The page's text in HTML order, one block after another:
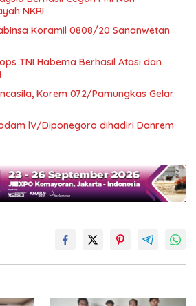
NKRI
Koramil 0808/20 Sananwetan
TNI Habema Berhasil Atasi dan
Korem 072/Pamungkas Gelar
lV/Diponegoro dihadiri Danrem